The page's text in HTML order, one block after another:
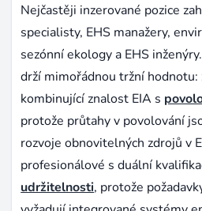
Nejčastěji inzerované pozice
specialisty, EHS manažery,
sezónní ekology a EHS
drží mimořádnou tržní hodnotu:
kombinující znalost EIA s
protože průtahy v povolování
rozvoje obnovitelných zdrojů v
profesionálové s duální
udržitelnosti, protože